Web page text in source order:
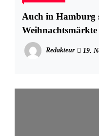
Auch in Hamburg
Weihnachtsmärkte
Redakteur 19.